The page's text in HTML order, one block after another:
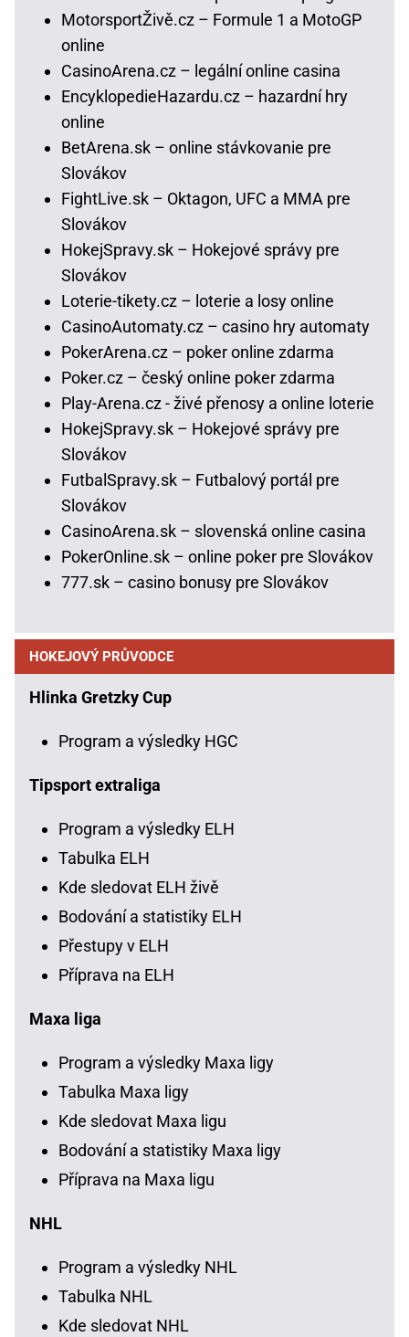
MotorsportŽivě.cz – Formule 1 a MotoGP
online
CasinoArena.cz – legální online casina
EncyklopedieHazardu.cz – hazardní hry
online
BetArena.sk – online stávkovanie pre
Slovákov
FightLive.sk – Oktagon, UFC a MMA pre
Slovákov
HokejSpravy.sk – Hokejové správy pre
Slovákov
Loterie-tikety.cz – loterie a losy online
CasinoAutomaty.cz – casino hry automaty
PokerArena.cz – poker online zdarma
Poker.cz – český online poker zdarma
Play-Arena.cz - živé přenosy a online loterie
HokejSpravy.sk – Hokejové správy pre
Slovákov
FutbalSpravy.sk – Futbalový portál pre
Slovákov
CasinoArena.sk – slovenská online casina
PokerOnline.sk – online poker pre Slovákov
777.sk – casino bonusy pre Slovákov
HOKEJOVÝ PRŮVODCE
Hlinka Gretzky Cup
Program a výsledky HGC
Tipsport extraliga
Program a výsledky ELH
Tabulka ELH
Kde sledovat ELH živě
Bodování a statistiky ELH
Přestupy v ELH
Příprava na ELH
Maxa liga
Program a výsledky Maxa ligy
Tabulka Maxa ligy
Kde sledovat Maxa ligu
Bodování a statistiky Maxa ligy
Příprava na Maxa ligu
NHL
Program a výsledky NHL
Tabulka NHL
Kde sledovat NHL